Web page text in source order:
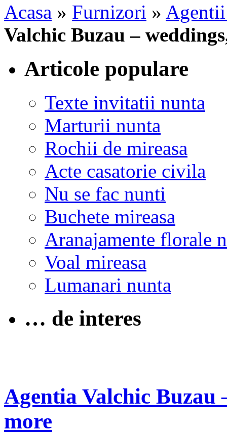
Acasa » Furnizori »
Valchic Buzau –
Articole populare
Texte invitatii nunta
Marturii nunta
Rochii de mireasa
Acte casatorie civila
Nu se fac nunti
Buchete mireasa
Aranajamente florale
Voal mireasa
Lumanari nunta
… de interes
Agentia Valchic Buzau
more